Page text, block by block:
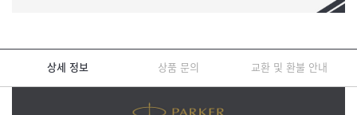
상세 정보 상품 문의 교환 및 환불 안내